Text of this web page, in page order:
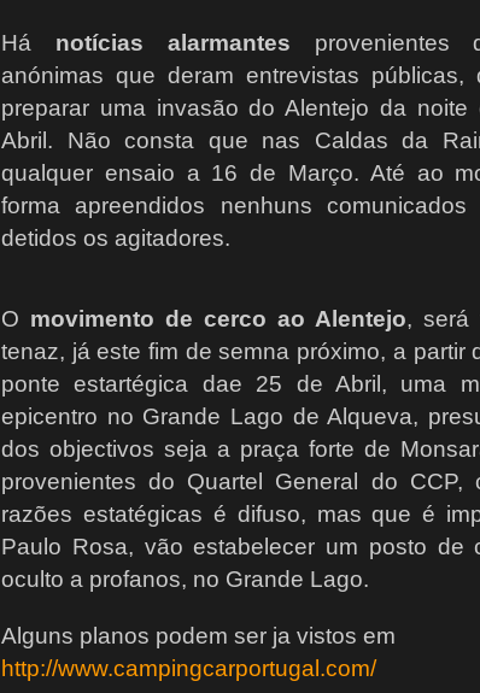
Há notícias alarmantes provenientes
anónimas que deram entrevistas
preparar uma invasão do Alentejo da
Abril. Não consta que nas Caldas da
qualquer ensaio a 16 de Março. Até ao
forma apreendidos nenhuns comunicados
detidos os agitadores.
O movimento de cerco ao Alentejo, será
tenaz, já este fim de semna próximo, a partir
ponte estartégica dae 25 de Abril, uma
epicentro no Grande Lago de Alqueva,
dos objectivos seja a praça forte de
provenientes do Quartel General do CCP,
razões estatégicas é difuso, mas que é
Paulo Rosa, vão estabelecer um posto de
oculto a profanos, no Grande Lago.
Alguns planos podem ser ja vistos em
http://www.campingcarportugal.com/